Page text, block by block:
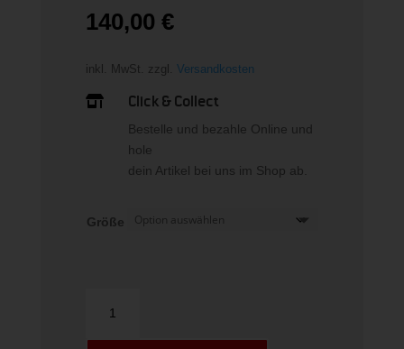
140,00 €
inkl. MwSt. zzgl. Versandkosten
 Click & Collect
Bestelle und bezahle Online und
hole
dein Artikel bei uns im Shop ab.
Größe
Menge